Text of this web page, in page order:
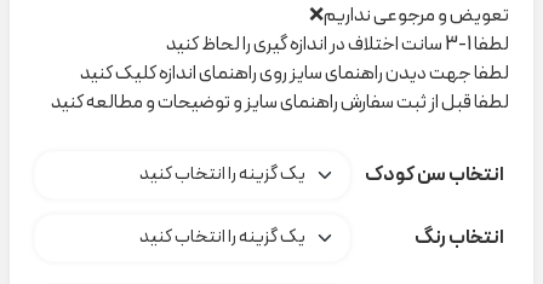
تعویض و مرجوعی نداریم❌
لطفا 1-3 سانت اختلاف در اندازه گیری را لحاظ کنید
لطفا جهت دیدن راهنمای سایز روی راهنمای اندازه کلیک کنید
لطفا قبل از ثبت سفارش راهنمای سایز و توضیحات و مطالعه کنید
انتخاب سن کودک
انتخاب رنگ